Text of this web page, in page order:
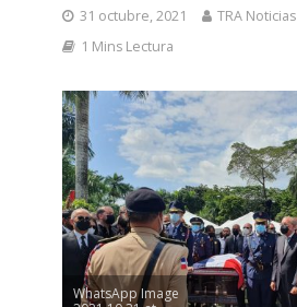
31 octubre, 2021
TRA Noticias
1 Mins Lectura
WhatsApp Image